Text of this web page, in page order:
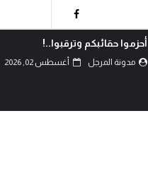
أحزموا حقائبكم وترقبوا..!
مدونة المرجل أغسطس 02, 2026